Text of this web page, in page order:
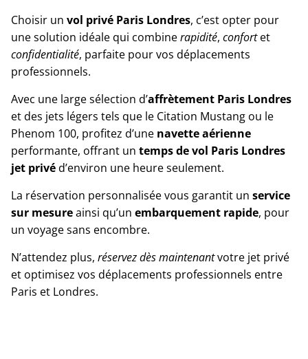
Choisir un vol privé Paris Londres, c’est opter pour
une solution idéale qui combinerapidité, confortet
confidentialité, parfaite pour vos déplacements
professionnels.
Avec une large sélection d’affrètement Paris Londres
et des jets légers tels que le Citation Mustang ou le
Phenom 100, profitez d’une navette aérienne
performante, offrant un temps de vol Paris Londres
jet privéd’environ une heure seulement.
La réservation personnalisée vous garantit un service
sur mesureainsi qu’un embarquement rapide, pour
un voyage sans encombre.
N’attendez plus, réservez dès maintenantvotre jet privé
et optimisez vos déplacements professionnels entre
Paris et Londres.